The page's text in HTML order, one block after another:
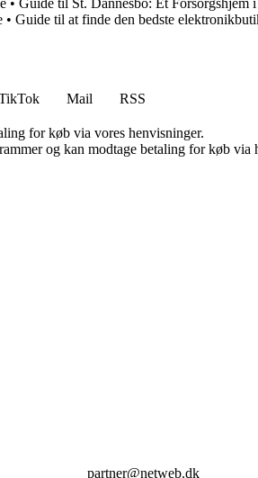
• Guide til St. Dannesbo: Et Forsorgshjem i
• Guide til at finde den bedste
Mail
RSS
for køb via vores henvisninger.
og kan modtage betaling for køb
partner@netweb.dk